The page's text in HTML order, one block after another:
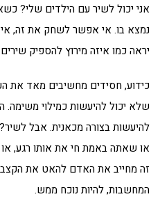
אני יכול לשיר עם הילדים שלי?
נמצא בו. אי אפשר לשחק את זה,
יראה כמו איזה מירוץ להספיק שירים
כידוע, חסידים מחשיבים מאד את
שלא יכול להיעשות כמילוי משימה.
להיעשות בצורה מכאנית. אבל
או שאתה באמת חי את אותו רגע,
זה מחייב את האדם להאט את
המחשבות, להיות נוכח ממש.